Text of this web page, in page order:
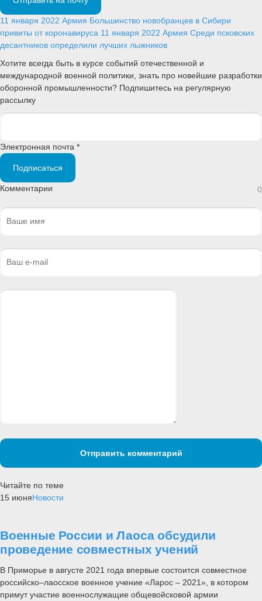
11 января 2022 Армия Большинство новобранцев в Сибири
привиты от коронавируса 11 января 2022 Армия Среди псковских
десантников определили лучших лыжников
Хотите всегда быть в курсе событий отечественной и
международной военной политики, знать про новейшие разработки
оборонной промышленности? Подпишитесь на регулярную
рассылку
Электронная почта *
Подписаться
Комментарии 0
Отправить комментарий
Читайте по теме
15 июняНовости
Военные России и Лаоса обсудили
проведение совместных учений
В Приморье в августе 2021 года впервые состоится совместное
российско–лаосское военное учение «Ларос – 2021», в котором
примут участие военнослужащие общевойсковой армии